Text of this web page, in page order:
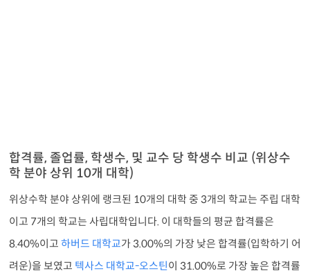
합격률, 졸업률, 학생수, 및 교수 당 학생수 비교 (위상수
학 분야 상위 10개 대학)
위상수학 분야 상위에 랭크된 10개의 대학 중 3개의 학교는 주립 대학
이고 7개의 학교는 사립대학입니다. 이 대학들의 평균 합격률은
8.40%이고 하버드 대학교가 3.00%의 가장 낮은 합격률(입학하기 어
려운)을 보였고 텍사스 대학교-오스틴이 31.00%로 가장 높은 합격률